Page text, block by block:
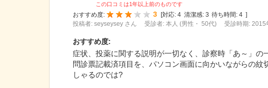
この口コミは1年以上前のものです
おすすめ度:
3 [対応: 4 清潔感: 3 待ち時間: 4 ]
投稿者: seyseysey さん
受診者: 本人 (男性・ 50代) 受診時期: 2015
おすすめ度:
症状、投薬に関する説明が一切なく、診察時「あ～」の
問診票記載済項目を、パソコン画面に向かいながらの
しゃるのでは?